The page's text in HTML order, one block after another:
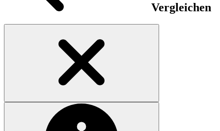
Vergleichen